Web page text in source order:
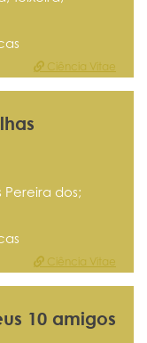
Ciência Vitae
dos;
Ciência Vitae
10 amigos